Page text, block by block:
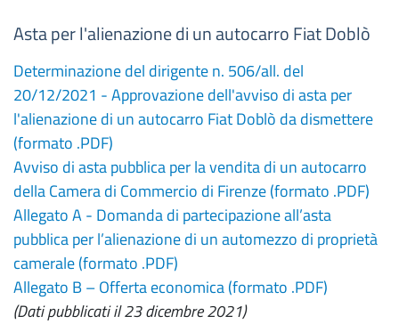
Asta per l'alienazione di un autocarro Fiat Doblò
Determinazione del dirigente n. 506/all. del
20/12/2021 - Approvazione dell'avviso di asta per
l'alienazione di un autocarro Fiat Doblò da dismettere
(formato .PDF)
Avviso di asta pubblica per la vendita di un autocarro
della Camera di Commercio di Firenze (formato .PDF)
Allegato A - Domanda di partecipazione all’asta
pubblica per l’alienazione di un automezzo di proprietà
camerale (formato .PDF)
Allegato B – Offerta economica (formato .PDF)
(Dati pubblicati il 23 dicembre 2021)